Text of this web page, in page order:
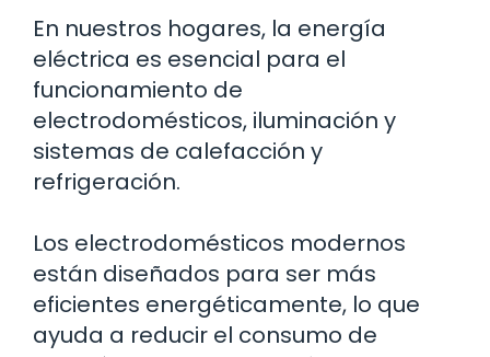
En nuestros hogares, la energía
eléctrica es esencial para el
funcionamiento de
electrodomésticos, iluminación y
sistemas de calefacción y
refrigeración.
Los electrodomésticos modernos
están diseñados para ser más
eficientes energéticamente, lo que
ayuda a reducir el consumo de